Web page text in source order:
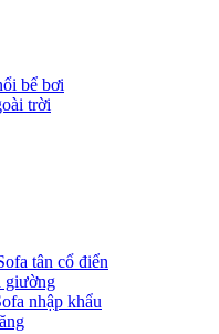
bể bơi
trời
tân cổ điển
giường
nhập khẩu